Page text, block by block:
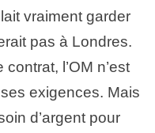
vraiment garder
pas à Londres.
l’OM n’est
exigences. Mais
d’argent pour